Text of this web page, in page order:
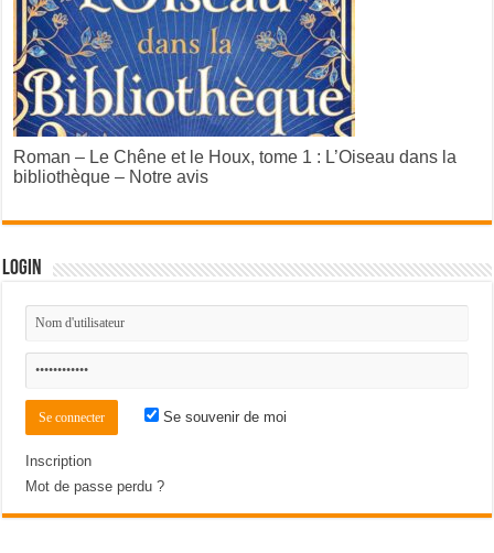
Roman – Le Chêne et le Houx, tome 1 : L’Oiseau dans la
bibliothèque – Notre avis
Login
Se souvenir de moi
Inscription
Mot de passe perdu ?